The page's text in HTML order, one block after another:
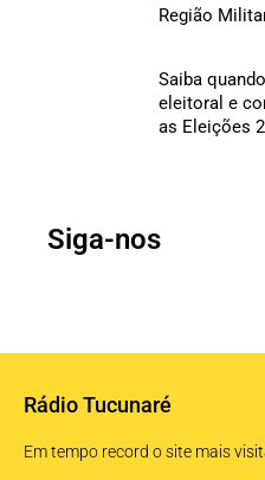
Região
Saiba
eleitoral e
as Eleições
Siga-nos
Rádio Tucunaré
Em tempo record o site mais